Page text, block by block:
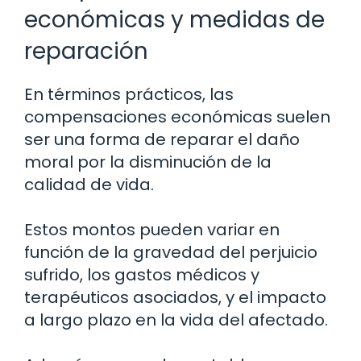
económicas y medidas de
reparación
En términos prácticos, las
compensaciones económicas suelen
ser una forma de reparar el daño
moral por la disminución de la
calidad de vida.
Estos montos pueden variar en
función de la gravedad del perjuicio
sufrido, los gastos médicos y
terapéuticos asociados, y el impacto
a largo plazo en la vida del afectado.